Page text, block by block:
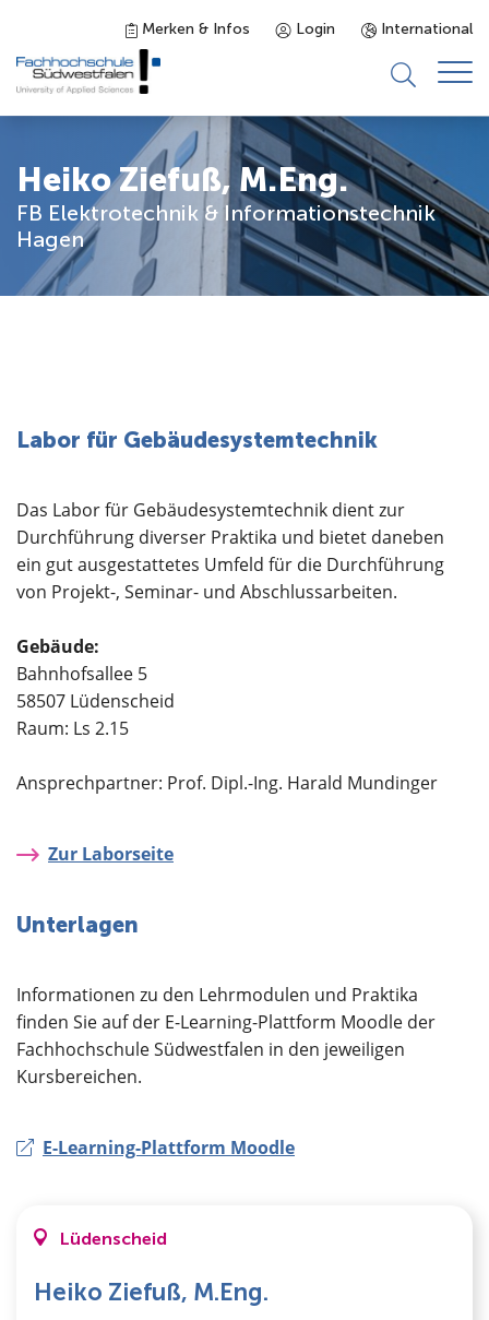
Merken & Infos Login International
Studieninteressierte
Studienangebot
Studierende
Karriere
Über uns
Heiko Ziefuß, M.Eng.
FB Elektrotechnik & Informationstechnik
Hagen
Labor für Gebäudesystemtechnik
Das Labor für Gebäudesystemtechnik dient zur
Durchführung diverser Praktika und bietet daneben
ein gut ausgestattetes Umfeld für die Durchführung
von Projekt-, Seminar- und Abschlussarbeiten.
Gebäude:
Bahnhofsallee 5
58507 Lüdenscheid
Raum: Ls 2.15
Ansprechpartner: Prof. Dipl.-Ing. Harald Mundinger
Zur Laborseite
Unterlagen
Informationen zu den Lehrmodulen und Praktika
finden Sie auf der E-Learning-Plattform Moodle der
Fachhochschule Südwestfalen in den jeweiligen
Kursbereichen.
E-Learning-Plattform Moodle
Lüdenscheid
Heiko Ziefuß, M.Eng.